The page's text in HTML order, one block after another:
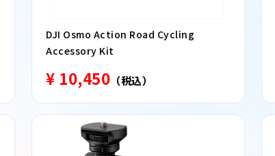
DJI Osmo Action Road Cycling
Accessory Kit
¥ 10,450 （税込）